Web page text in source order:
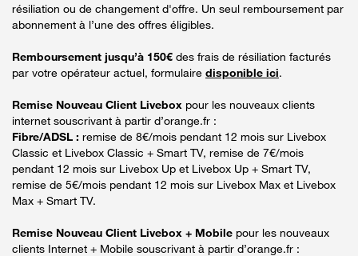
résiliation ou de changement d'offre. Un seul remboursement par
abonnement à l’une des offres éligibles.
Remboursement jusqu’à 150€ des frais de résiliation facturés
par votre opérateur actuel, formulaire disponible ici.
Remise Nouveau Client Livebox pour les nouveaux clients
internet souscrivant à partir d’orange.fr :
Fibre/ADSL : remise de 8€/mois pendant 12 mois sur Livebox
Classic et Livebox Classic + Smart TV, remise de 7€/mois
pendant 12 mois sur Livebox Up et Livebox Up + Smart TV,
remise de 5€/mois pendant 12 mois sur Livebox Max et Livebox
Max + Smart TV.
Remise Nouveau Client Livebox + Mobile pour les nouveaux
clients Internet + Mobile souscrivant à partir d’orange.fr :